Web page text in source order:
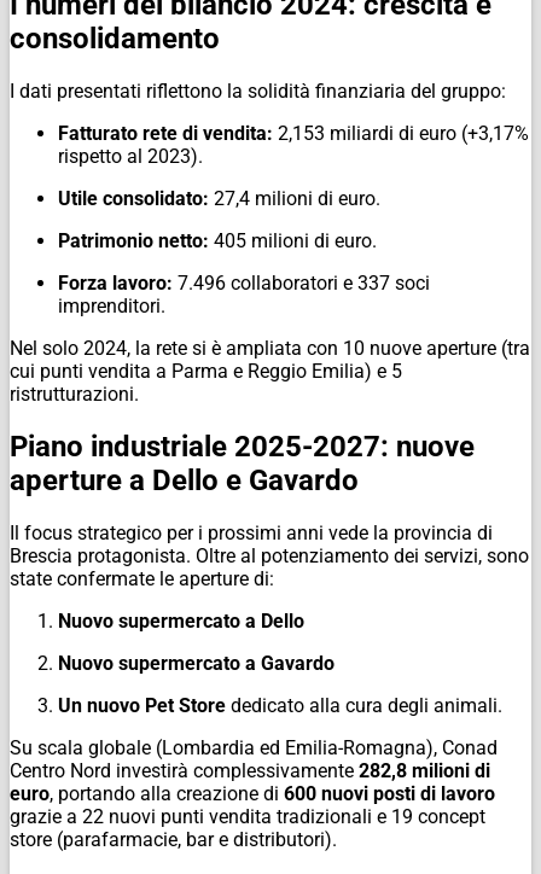
consolidamento
I dati presentati riflettono la solidità finanziaria del gruppo:
Fatturato rete di vendita: 2,153 miliardi di euro (+3,17%
rispetto al 2023).
Utile consolidato: 27,4 milioni di euro.
Patrimonio netto: 405 milioni di euro.
Forza lavoro: 7.496 collaboratori e 337 soci
imprenditori.
Nel solo 2024, la rete si è ampliata con 10 nuove aperture (tra
cui punti vendita a Parma e Reggio Emilia) e 5
ristrutturazioni.
Piano industriale 2025-2027: nuove
aperture a Dello e Gavardo
Il focus strategico per i prossimi anni vede la provincia di
Brescia protagonista. Oltre al potenziamento dei servizi, sono
state confermate le aperture di:
Nuovo supermercato a Dello
Nuovo supermercato a Gavardo
Un nuovo Pet Store dedicato alla cura degli animali.
Su scala globale (Lombardia ed Emilia-Romagna), Conad
Centro Nord investirà complessivamente 282,8 milioni di
euro, portando alla creazione di 600 nuovi posti di lavoro
grazie a 22 nuovi punti vendita tradizionali e 19 concept
store (parafarmacie, bar e distributori).